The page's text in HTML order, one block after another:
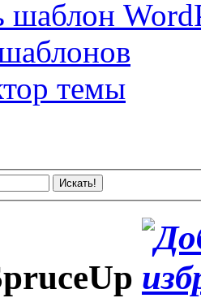
шаблон
темы
Искать!